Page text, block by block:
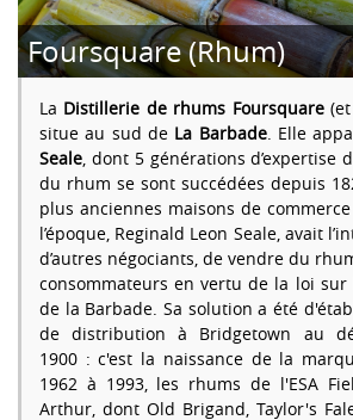
Foursquare (Rhum)
La Distillerie de rhums Foursquare(et
situe au sud de La Barbade. Elle
Seale, dont 5 générations d’expertise
du rhum se sont succédées depuis
plus anciennes maisons de
l’époque, Reginald Leon Seale, avait
d’autres négociants, de vendre du
consommateurs en vertu de la loi sur
de la Barbade. Sa solution a été
de distribution à Bridgetown au
1900 : c'est la naissance de la
1962 à 1993, les rhums de l'ESA
Arthur, dont Old Brigand, Taylor's